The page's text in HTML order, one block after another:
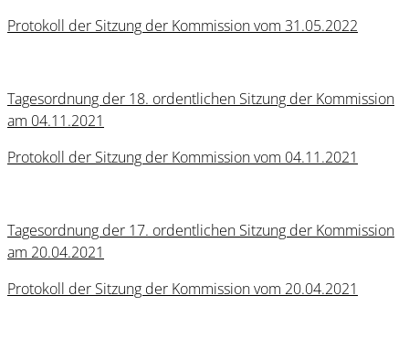
Protokoll der Sitzung der Kommission vom 31.05.2022
Tagesordnung der 18. ordentlichen Sitzung der Kommission
am 04.11.2021
Protokoll der Sitzung der Kommission vom 04.11.2021
Tagesordnung der 17. ordentlichen Sitzung der Kommission
am 20.04.2021
Protokoll der Sitzung der Kommission vom 20.04.2021